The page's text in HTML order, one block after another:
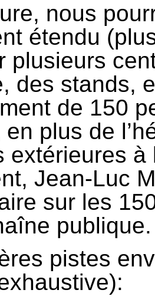
nous
étendu
plusieurs
des stands,
de 150
plus de
extérieures
Jean-Luc
sur les
publique.
pistes